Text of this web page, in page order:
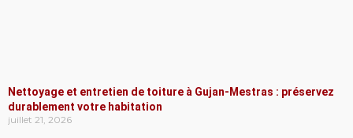
Nettoyage et entretien de toiture à Gujan-Mestras : préservez
durablement votre habitation
juillet 21, 2026